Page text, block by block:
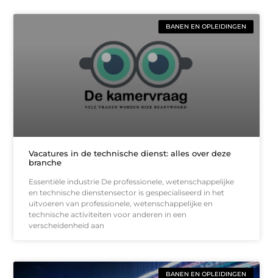
BANEN EN OPLEIDINGEN
Vacatures in de technische dienst: alles over deze
branche
Essentiële industrie De professionele, wetenschappelijke
en technische dienstensector is gespecialiseerd in het
uitvoeren van professionele, wetenschappelijke en
technische activiteiten voor anderen in een
verscheidenheid aan
BANEN EN OPLEIDINGEN